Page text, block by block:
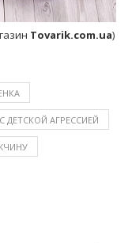
Tovarik.com.ua)
ДЕТСКОЙ АГРЕССИЕЙ